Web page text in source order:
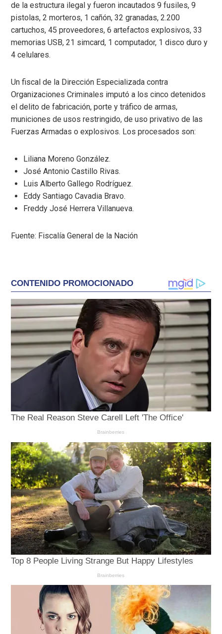
de la estructura ilegal y fueron incautados 9 fusiles, 9
pistolas, 2 morteros, 1 cañón, 32 granadas, 2.200
cartuchos, 45 proveedores, 6 artefactos explosivos, 33
memorias USB, 21 simcard, 1 computador, 1 disco duro y
4 celulares.
Un fiscal de la Dirección Especializada contra
Organizaciones Criminales imputó a los cinco detenidos
el delito de fabricación, porte y tráfico de armas,
municiones de usos restringido, de uso privativo de las
Fuerzas Armadas o explosivos. Los procesados son:
Liliana Moreno González.
José Antonio Castillo Rivas.
Luis Alberto Gallego Rodríguez.
Eddy Santiago Cavadia Bravo.
Freddy José Herrera Villanueva.
Fuente: Fiscalía General de la Nación